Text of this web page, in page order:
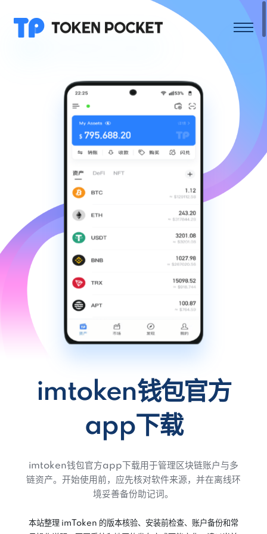
imtoken钱包官方
app下载
imtoken钱包官方app下载用于管理区块链账户与多
链资产。开始使用前，应先核对软件来源，并在离线环
境妥善备份助记词。
本站整理 imToken 的版本核验、安装前检查、账户备份和常